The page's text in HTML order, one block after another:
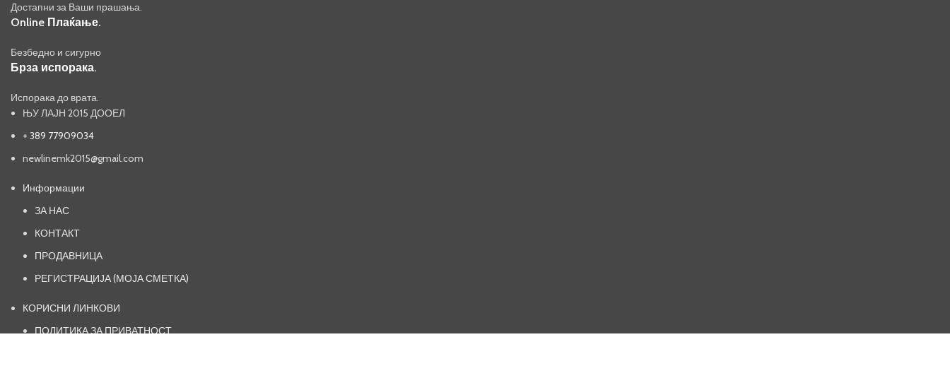
Достапни за Ваши прашања.
Online Плаќање.
Безбедно и сигурно
Брза испорака.
Испорака до врата.
ЊУ ЛАЈН 2015 ДООЕЛ
+ 389 77909034
newlinemk2015@gmail.com
Информации
ЗА НАС
КОНТАКТ
ПРОДАВНИЦА
РЕГИСТРАЦИЈА (МОЈА СМЕТКА)
КОРИСНИ ЛИНКОВИ
ПОЛИТИКА ЗА ПРИВАТНОСТ